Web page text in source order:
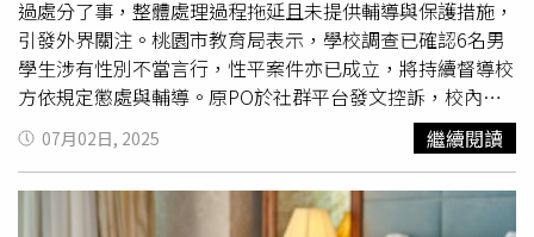
一名遭男同學主要針對的女學生，原本成績優秀堪稱學霸，
事件後卻陷入沮喪，功課也因此一落千丈。加上在揭露整起
事件後，均未有人提及前因，讓女同學們備受到外界輿論壓
力，因此決定出面還原事件的另一個角度，讓真相水落石
出。
過處分了事，整體處理過程拖延且未提供輔導與保護措施，
引發外界關注。桃園市教育局表示，學校調查已確認6名男
學生涉有性別不當言行，性平案件亦已成立，將持續督導校
方依規定懲處與輔導。原PO於社群平台發文控訴，校內某
職類科男學生長期對班上女同學言語羞辱，甚至罵出「死破
麻」、「婊子」等難聽字眼，有時還會故意踩踏對方作業、
考卷，並在課堂大聲討論不雅性話題。儘管學生向學校反
映，卻只見校方草率記過、讓學生轉班了事，且拖延下一學
07月02日, 2025 繼續閱讀